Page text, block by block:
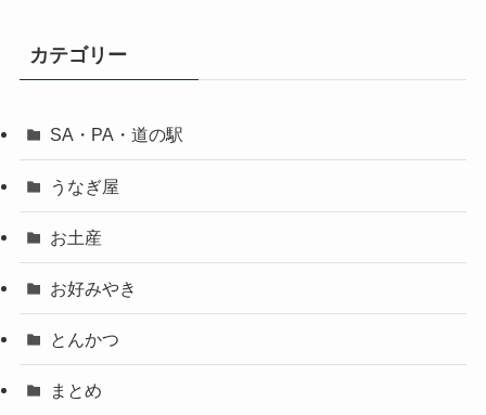
カテゴリー
SA・PA・道の駅
うなぎ屋
お土産
お好みやき
とんかつ
まとめ